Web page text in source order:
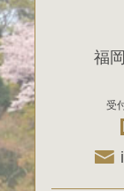
福
受